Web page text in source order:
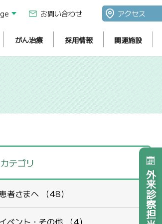
お問い合わせ アクセス
がん治療 採用情報 関連施設
カテゴリ
者さまへ （48）
イベント・その他 （4）